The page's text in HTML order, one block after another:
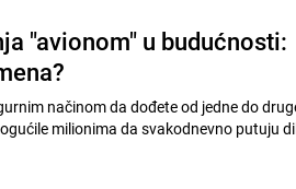
"avionom" u budućnosti:
načinom da dođete od jedne do
milionima da svakodnevno putuju